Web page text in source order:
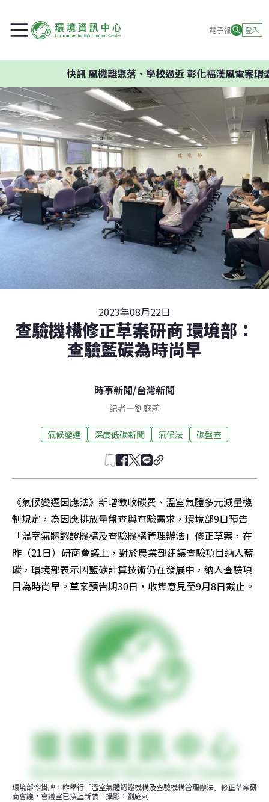
電子報 登入
快訊風機離聚落、學校過近 彰化福漢風電案環委建
2023年08月22日
查驗機構修正草案研商 環境部：
查驗藍碳為時尚早
時事新聞/台灣新聞
記者—劉庭莉
氣候變遷 深度低碳新聞 氣候法 碳盤查
《氣候變遷因應法》新增徵收碳費、溫室氣體多元減量機
制規定，為因應排放量盤查與查驗需求，環境部9日預告
「溫室氣體認證機構及查驗機構管理辦法」修正草案，在
昨（21日）研商會議上，對於農業部建議查驗項目納入藍
碳，環境部表示因藍碳計算技術仍在發展中，納入查驗項
目為時尚早。草案預告期30日，收集意見至9月8日截止。
環境部今掛牌，昨舉行「溫室氣體認證機構及查驗機構管理辦法」修正草案研
商會議，會議室已換上新裝。攝影：劉庭莉